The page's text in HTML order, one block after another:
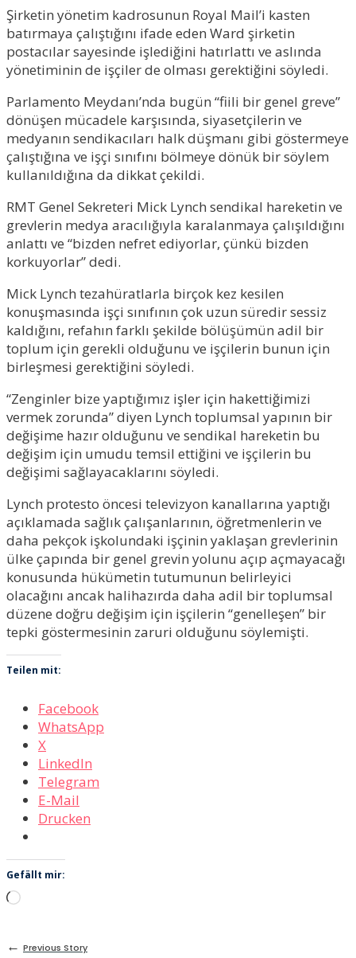
Şirketin yönetim kadrosunun Royal Mail’i kasten
batırmaya çalıştığını ifade eden Ward şirketin
postacılar sayesinde işlediğini hatırlattı ve aslında
yönetiminin de işçiler de olması gerektiğini söyledi.
Parlamento Meydanı’nda bugün “fiili bir genel greve”
dönüşen mücadele karşısında, siyasetçilerin ve
medyanın sendikacıları halk düşmanı gibi göstermeye
çalıştığına ve işçi sınıfını bölmeye dönük bir söylem
kullanıldığına da dikkat çekildi.
RMT Genel Sekreteri Mick Lynch sendikal hareketin ve
grevlerin medya aracılığıyla karalanmaya çalışıldığını
anlattı ve “bizden nefret ediyorlar, çünkü bizden
korkuyorlar” dedi.
Mick Lynch tezahüratlarla birçok kez kesilen
konuşmasında işçi sınıfının çok uzun süredir sessiz
kaldığını, refahın farklı şekilde bölüşümün adil bir
toplum için gerekli olduğunu ve işçilerin bunun için
birleşmesi gerektiğini söyledi.
“Zenginler bize yaptığımız işler için hakettiğimizi
vermek zorunda” diyen Lynch toplumsal yapının bir
değişime hazır olduğunu ve sendikal hareketin bu
değişim için umudu temsil ettiğini ve işçilerin bu
değişimi sağlayacaklarını söyledi.
Lynch protesto öncesi televizyon kanallarına yaptığı
açıklamada sağlık çalışanlarının, öğretmenlerin ve
daha pekçok işkolundaki işçinin yaklaşan grevlerinin
ülke çapında bir genel grevin yolunu açıp açmayacağı
konusunda hükümetin tutumunun belirleyici
olacağını ancak halihazırda daha adil bir toplumsal
düzene doğru değişim için işçilerin “genelleşen” bir
tepki göstermesinin zaruri olduğunu söylemişti.
Teilen mit:
Facebook
WhatsApp
X
LinkedIn
Telegram
E-Mail
Drucken
Gefällt mir:
Wird
← Previous Story